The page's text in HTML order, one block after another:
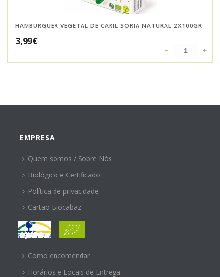
HAMBURGUER VEGETAL DE CARIL SORIA NATURAL 2X100GR
3,99€
EMPRESA
Quem somos / Sobre Nós
Biológico e Certificado
Política de privacidade
Cartão Biocabaz
AJUDA
Como encomendar
Horários e Locais de Entrega